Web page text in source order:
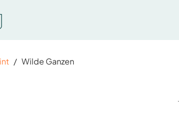
/ Wilde Ganzen